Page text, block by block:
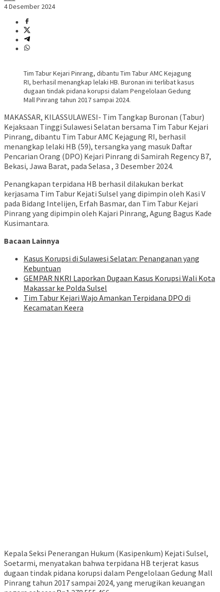
4 Desember 2024
Tim Tabur Kejari Pinrang, dibantu Tim Tabur AMC Kejagung
RI, berhasil menangkap lelaki HB. Buronan ini terlibat kasus
dugaan tindak pidana korupsi dalam Pengelolaan Gedung
Mall Pinrang tahun 2017 sampai 2024.
MAKASSAR, KILASSULAWESI- Tim Tangkap Buronan (Tabur)
Kejaksaan Tinggi Sulawesi Selatan bersama Tim Tabur Kejari
Pinrang, dibantu Tim Tabur AMC Kejagung RI, berhasil
menangkap lelaki HB (59), tersangka yang masuk Daftar
Pencarian Orang (DPO) Kejari Pinrang di Samirah Regency B7,
Bekasi, Jawa Barat, pada Selasa , 3 Desember 2024.
Penangkapan terpidana HB berhasil dilakukan berkat
kerjasama Tim Tabur Kejati Sulsel yang dipimpin oleh Kasi V
pada Bidang Intelijen, Erfah Basmar, dan Tim Tabur Kejari
Pinrang yang dipimpin oleh Kajari Pinrang, Agung Bagus Kade
Kusimantara.
Bacaan Lainnya
Kasus Korupsi di Sulawesi Selatan: Penanganan yang
Kebuntuan
GEMPAR NKRI Laporkan Dugaan Kasus Korupsi Wali Kota
Makassar ke Polda Sulsel
Tim Tabur Kejari Wajo Amankan Terpidana DPO di
Kecamatan Keera
Kepala Seksi Penerangan Hukum (Kasipenkum) Kejati Sulsel,
Soetarmi, menyatakan bahwa terpidana HB terjerat kasus
dugaan tindak pidana korupsi dalam Pengelolaan Gedung Mall
Pinrang tahun 2017 sampai 2024, yang merugikan keuangan